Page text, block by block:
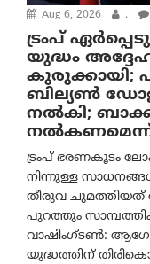
Aug 6, 2026 .
ട്രംപ്
യുദ്ധം
കുരുക്കായി;
ബില്യണ്‍
നല്‍കി;
ട്രംപ് ഭരണകൂടം
നിന്നുള്ള
തീരുവ ചുമത്തിയത്
പുറത്തും
വാഷിംഗ്ടണ്‍:
യുദ്ധത്തിന്